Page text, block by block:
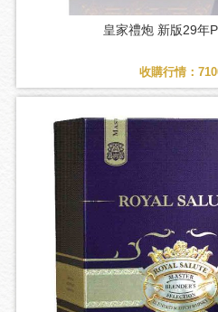
皇家禮炮 新版29年
收購行情：